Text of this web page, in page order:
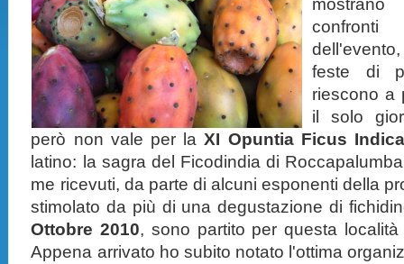
feste di
riescono a
il solo
però non vale per laXI Opuntia Ficus
latino: la sagra del Ficodindia di
me ricevuti, da parte di alcuni esponenti della
stimolato da più di una degustazione di
Ottobre 2010, sono partito per questa
Appena arrivato ho subito notato l'ottima